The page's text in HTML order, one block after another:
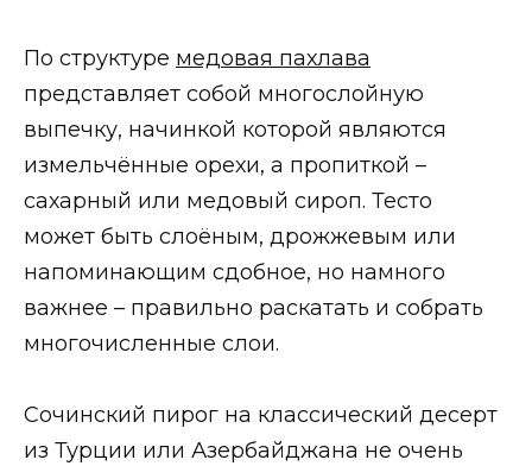
По структуре медовая пахлава
представляет собой многослойную
выпечку, начинкой которой являются
измельчённые орехи, а пропиткой –
сахарный или медовый сироп. Тесто
может быть слоёным, дрожжевым или
напоминающим сдобное, но намного
важнее – правильно раскатать и собрать
многочисленные слои.
Сочинский пирог на классический десерт
из Турции или Азербайджана не очень